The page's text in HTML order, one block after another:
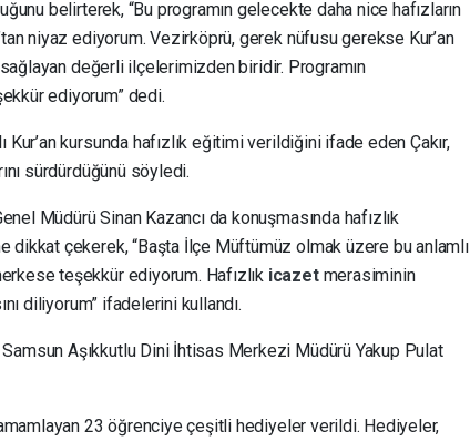
belirterek, “Bu programın gelecekte daha nice hafızların
niyaz ediyorum. Vezirköprü, gerek nüfusu gerekse Kur’an
değerli ilçelerimizden biridir. Programın
ediyorum” dedi.
kursunda hafızlık eğitimi verildiğini ifade eden Çakır,
sürdürdüğünü söyledi.
Müdürü Sinan Kazancı da konuşmasında hafızlık
çekerek, “Başta İlçe Müftümüz olmak üzere bu anlamlı
teşekkür ediyorum. Hafızlık icazet merasiminin
diliyorum” ifadelerini kullandı.
Aşıkkutlu Dini İhtisas Merkezi Müdürü Yakup Pulat
23 öğrenciye çeşitli hediyeler verildi. Hediyeler,